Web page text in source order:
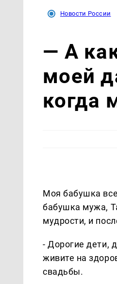
Новости России
— А
моей
когда
Моя бабушка
бабушка мужа,
мудрости, и
- Дорогие дети,
живите на
свадьбы.